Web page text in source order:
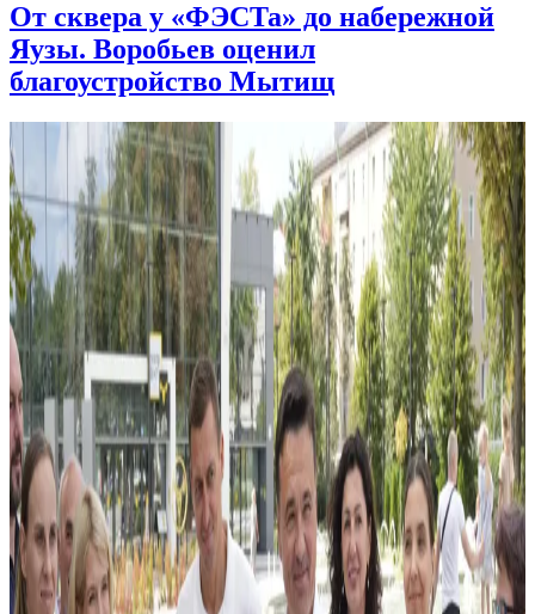
От сквера у «ФЭСТа» до набережной
Яузы. Воробьев оценил
благоустройство Мытищ